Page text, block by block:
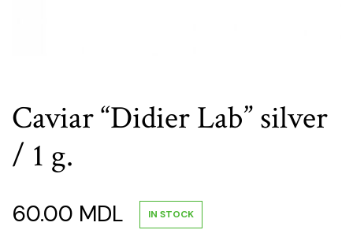
Caviar “Didier Lab” silver
/ 1 g.
60.00 MDL IN STOCK